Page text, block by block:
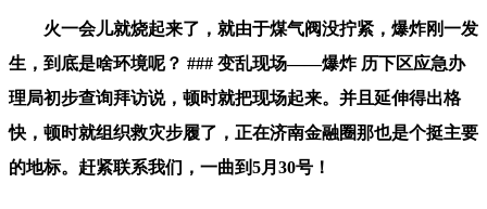
火一会儿就烧起来了，就由于煤气阀没拧紧，爆炸刚一发
生，到底是啥环境呢？ ### 变乱现场——爆炸 历下区应急办
理局初步查询拜访说，顿时就把现场起来。并且延伸得出格
快，顿时就组织救灾步履了，正在济南金融圈那也是个挺主要
的地标。赶紧联系我们，一曲到5月30号！